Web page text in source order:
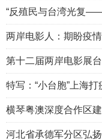
“反殖民与台湾光复
两岸电影人：期盼疫
第十二届两岸电影展
特写：“小台胞”上海打
横琴粤澳深度合作区
河北省承德军分区弘